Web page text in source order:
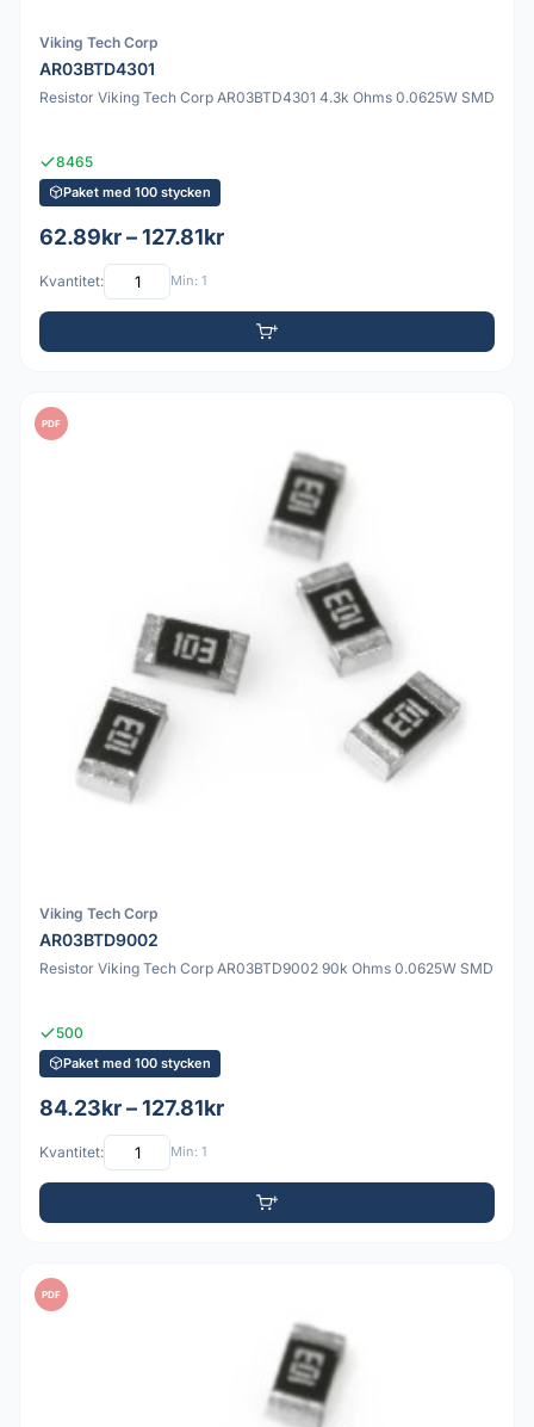
Viking Tech Corp
AR03BTD4301
Resistor Viking Tech Corp AR03BTD4301 4.3k Ohms 0.0625W SMD
8465
Paket med 100 stycken
62.89kr – 127.81kr
Kvantitet: Min: 1
PDF
Viking Tech Corp
AR03BTD9002
Resistor Viking Tech Corp AR03BTD9002 90k Ohms 0.0625W SMD
500
Paket med 100 stycken
84.23kr – 127.81kr
Kvantitet: Min: 1
PDF